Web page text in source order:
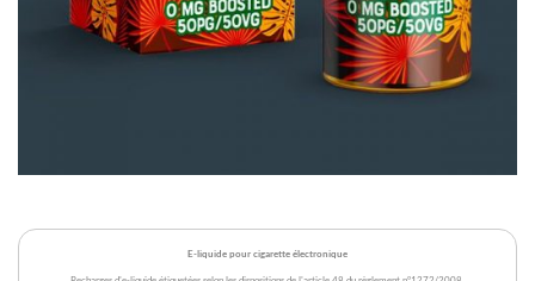
E-liquide pour cigarette électronique